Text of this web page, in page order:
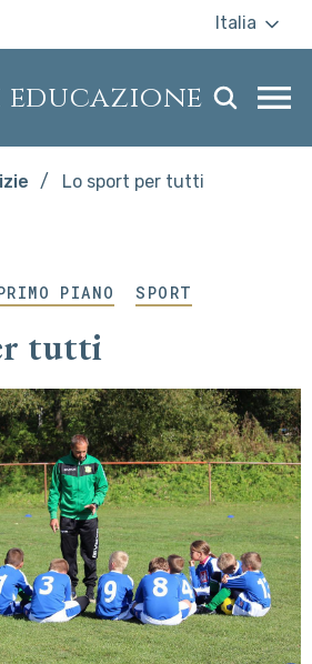
Italia
Lo sport per tutti
PIANO SPORT
tutti